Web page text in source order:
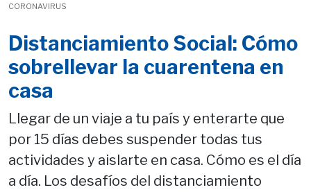
CORONAVIRUS
Distanciamiento Social: Cómo
sobrellevar la cuarentena en
casa
Llegar de un viaje a tu país y enterarte que
por 15 días debes suspender todas tus
actividades y aislarte en casa. Cómo es el día
a día. Los desafíos del distanciamiento